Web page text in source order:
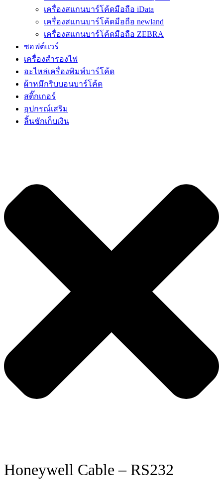
เครื่องสแกนบาร์โค้ดมือถือ iData
เครื่องสแกนบาร์โค้ดมือถือ newland
เครื่องสแกนบาร์โค้ดมือถือ ZEBRA
ซอฟต์แวร์
เครื่องสำรองไฟ
อะไหล่เครื่องพิมพ์บาร์โค้ด
ผ้าหมึกริบบอนบาร์โค้ด
สติ๊กเกอร์
อุปกรณ์เสริม
ลิ้นชักเก็บเงิน
Honeywell Cable – RS232